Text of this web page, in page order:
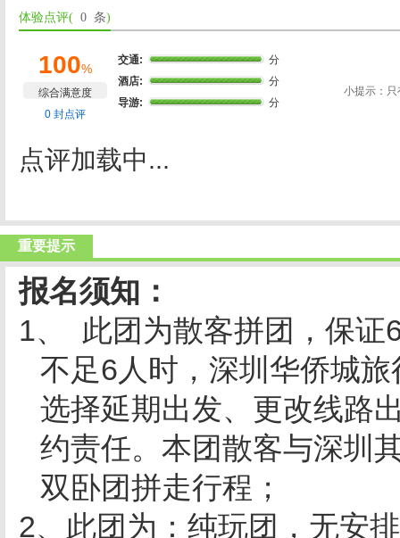
体验点评( 0 条)
100%
综合满意度
0 封点评
交通:
分
酒店:
分
导游:
分
小提示：
点评加载中...
重要提示
报名须知：
1、 此团为散客拼团，保证
不足6人时，深圳华侨城
选择延期出发、更改线路
约责任。本团散客与深圳
双卧团拼走行程；
2、此团为：纯玩团，无安